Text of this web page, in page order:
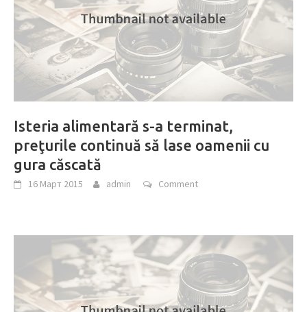
Isteria alimentară s-a terminat,
preţurile continuă să lase oamenii cu
gura căscată
16 Март 2015 admin Comment